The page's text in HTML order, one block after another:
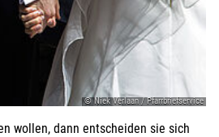
Sie der KEB mitteilen möchten:
die Felder
ANMELDUNG
oben.
© Niek Verlaan / Pfarrbriefservice
wollen, dann entscheiden sie sich